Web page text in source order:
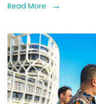
Read More